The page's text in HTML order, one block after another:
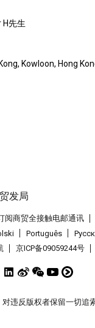
H先生
Kowloon, Hong
阅商贸全接触电邮通讯
Português
京ICP备09059244号
违反版权者保留一切追索